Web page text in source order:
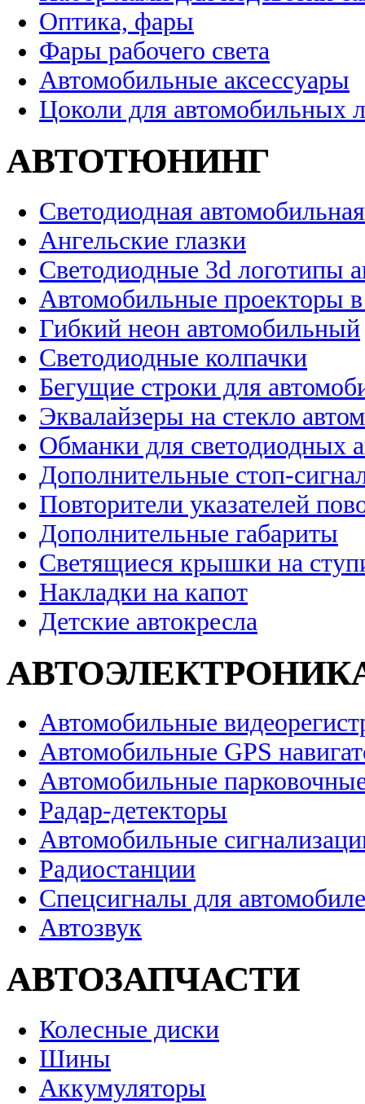
Оптика, фары
Фары рабочего света
Автомобильные аксессуары
Цоколи для автомобильных
АВТОТЮНИНГ
Светодиодная
Ангельские глазки
Светодиодные 3d логотипы
Автомобильные проекторы
Гибкий неон автомобильный
Светодиодные колпачки
Бегущие строки для
Эквалайзеры на стекло
Обманки для светодиодных
Дополнительные стоп-
Повторители указателей
Дополнительные габариты
Светящиеся крышки на
Накладки на капот
Детские автокресла
Автомобильные
Автомобильные GPS
Автомобильные
Радар-детекторы
Автомобильные
Радиостанции
Спецсигналы для
Автозвук
АВТОЗАПЧАСТИ
Колесные диски
Шины
Аккумуляторы